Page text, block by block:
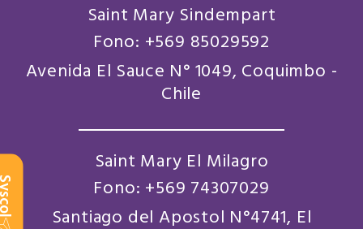
Saint Mary Sindempart
Fono: +569 85029592
Avenida El Sauce N° 1049, Coquimbo -
Chile
Saint Mary El Milagro
Fono: +569 74307029
Santiago del Apostol N°4741, El